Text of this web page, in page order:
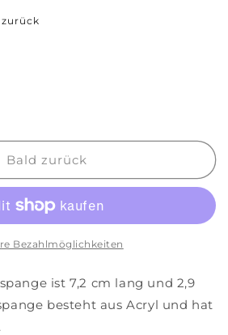
zurück
Bald zurück
Bezahlmöglichkeiten
ist 7,2 cm lang und 2,9
besteht aus Acryl und hat